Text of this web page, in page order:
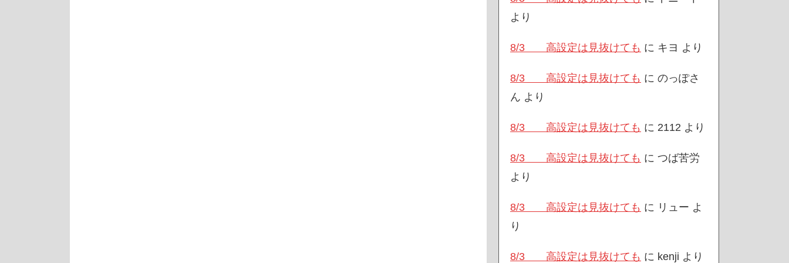
より
8/3 高設定は見抜けても に キヨ より
8/3 高設定は見抜けても に のっぽさ
ん より
8/3 高設定は見抜けても に 2112 より
8/3 高設定は見抜けても に つば苦労
より
8/3 高設定は見抜けても に リュー よ
り
8/3 高設定は見抜けても に kenji より